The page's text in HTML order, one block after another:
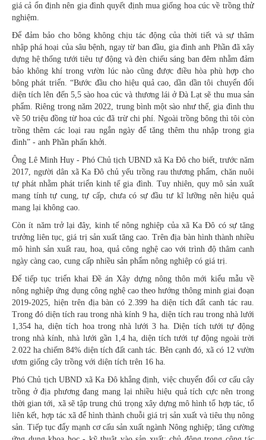
giá cả ổn định nên gia đình quyết định mua giống hoa cúc về trồng thử
nghiệm.
Để đảm bảo cho bông không chịu tác động của thời tiết và sự thâm
nhập phá hoại của sâu bệnh, ngay từ ban đầu, gia đình anh Phần đã xây
dựng hệ thống tưới tiêu tự động và đèn chiếu sáng ban đêm nhằm đảm
bảo không khí trong vườn lúc nào cũng được điều hòa phù hợp cho
bông phát triển. “Bước đầu cho hiệu quả cao, dần dần tôi chuyển đổi
diện tích lên đến 5,5 sào hoa cúc và thương lái ở Đà Lạt sẽ thu mua sản
phẩm. Riêng trong năm 2022, trung bình một sào như thế, gia đình thu
về 50 triệu đồng từ hoa cúc đã trừ chi phí. Ngoài trồng bông thì tôi còn
trồng thêm các loại rau ngắn ngày để tăng thêm thu nhập trong gia
đình” - anh Phần phấn khởi.
Ông Lê Minh Huy - Phó Chủ tịch UBND xã Ka Đô cho biết, trước năm
2017, người dân xã Ka Đô chủ yếu trồng rau thương phẩm, chăn nuôi
tự phát nhằm phát triển kinh tế gia đình. Tuy nhiên, quy mô sản xuất
mang tính tự cung, tự cấp, chưa có sự đầu tư kĩ lưỡng nên hiệu quả
mang lại không cao.
Còn ít năm trở lại đây, kinh tế nông nghiệp của xã Ka Đô có sự tăng
trưởng liên tục, giá trị sản xuất tăng cao. Trên địa bàn hình thành nhiều
mô hình sản xuất rau, hoa, quả công nghệ cao với trình độ thâm canh
ngày càng cao, cung cấp nhiều sản phẩm nông nghiệp có giá trị.
Để tiếp tục triển khai Đề án Xây dựng nông thôn mới kiểu mẫu về
nông nghiệp ứng dụng công nghệ cao theo hướng thông minh giai đoạn
2019-2025, hiện trên địa bàn có 2.399 ha diện tích đất canh tác rau.
Trong đó diện tích rau trong nhà kính 9 ha, diện tích rau trong nhà lưới
1,354 ha, diện tích hoa trong nhà lưới 3 ha. Diện tích tưới tự động
trong nhà kính, nhà lưới gần 1,4 ha, diện tích tưới tự động ngoài trời
2.022 ha chiếm 84% diện tích đất canh tác. Bên cạnh đó, xã có 12 vườn
ươm giống cây trồng với diện tích trên 16 ha.
Phó Chủ tịch UBND xã Ka Đô khẳng định, việc chuyển đổi cơ cấu cây
trồng ở địa phương đang mang lại nhiều hiệu quả tích cực nên trong
thời gian tới, xã sẽ tập trung chú trọng xây dựng mô hình tổ hợp tác, tổ
liên kết, hợp tác xã để hình thành chuỗi giá trị sản xuất và tiêu thụ nông
sản. Tiếp tục đẩy mạnh cơ cấu sản xuất ngành Nông nghiệp; tăng cường